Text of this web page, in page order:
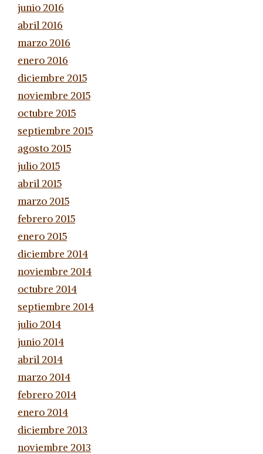
junio 2016
abril 2016
marzo 2016
enero 2016
diciembre 2015
noviembre 2015
octubre 2015
septiembre 2015
agosto 2015
julio 2015
abril 2015
marzo 2015
febrero 2015
enero 2015
diciembre 2014
noviembre 2014
octubre 2014
septiembre 2014
julio 2014
junio 2014
abril 2014
marzo 2014
febrero 2014
enero 2014
diciembre 2013
noviembre 2013